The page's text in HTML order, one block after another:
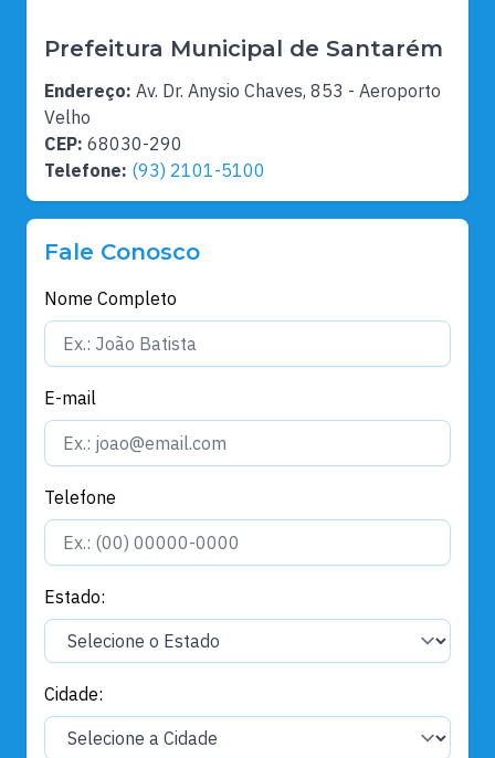
Prefeitura Municipal de Santarém
Endereço: Av. Dr. Anysio Chaves, 853 - Aeroporto
Velho
CEP: 68030-290
Telefone: (93) 2101-5100
Fale Conosco
Nome Completo
E-mail
Telefone
Estado:
Cidade: